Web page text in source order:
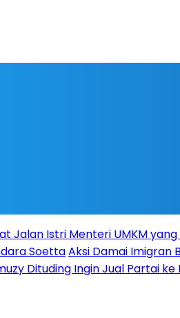
Jalan Istri Menteri UMKM
SoettaAksi Damai Imigran
Dituding Ingin Jual Partai ke